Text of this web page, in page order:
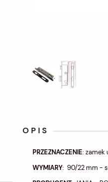
OPIS
PRZEZNACZENIE: zamek
WYMIARY: 90/22 mm -